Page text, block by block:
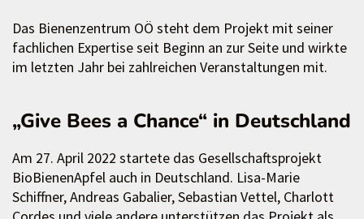
Das Bienenzentrum OÖ steht dem Projekt mit seiner
fachlichen Expertise seit Beginn an zur Seite und wirkte
im letzten Jahr bei zahlreichen Veranstaltungen mit.
„Give Bees a Chance“ in Deutschland
Am 27. April 2022 startete das Gesellschaftsprojekt
BioBienenApfel auch in Deutschland. Lisa-Marie
Schiffner, Andreas Gabalier, Sebastian Vettel, Charlott